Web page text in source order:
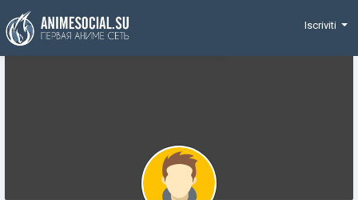
Funding
Iscriviti